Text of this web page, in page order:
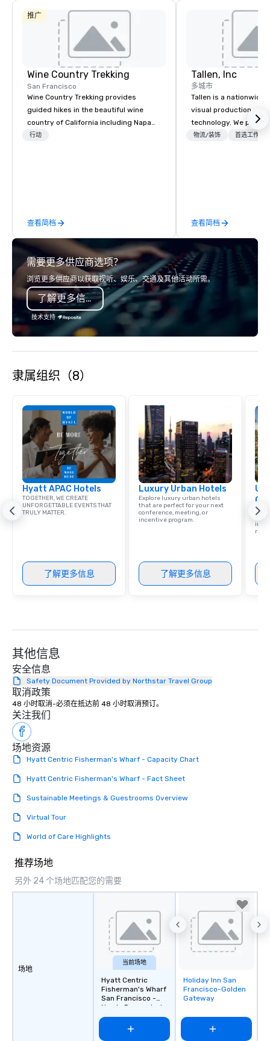
推广
Wine Country Trekking
San Francisco
Wine Country Trekking provides
guided hikes in the beautiful wine
country of California including Napa
and Sonoma Valleys. These
day hikes we provide luxury self-
guided inn-to-in walking vacations
from the gateway City of San
Francisco to the California wine
country with a focus on superb hiking,
lodging, food and wine. We also have
a Monterey Bay Trek.
行动
查看简档
Tallen, Inc
多城市
Tallen is a nationwide
visual production and
technology. We
solutions — from
while helping clients
costs. Trusted by top
across all industries,
visions to life and
event creates lasting
物流/装饰 首选工作人
查看简档
需要更多供应商选项？
浏览更多供应商以获取视听、娱乐、交通及其他活动所需。
了解更多信息
技术支持
隶属组织（8）
Hyatt APAC Hotels
TOGETHER, WE CREATE
UNFORGETTABLE EVENTS THAT
TRULY MATTER.
了解更多信息
Luxury Urban Hotels
Explore luxury urban hotels
that are perfect for your next
conference, meeting, or
incentive program.
了解更多信息
Find
其他信息
安全信息
Safety Document Provided by Northstar Travel Group
取消政策
48 小时取消-必须在抵达前 48 小时取消预订。
关注我们
场地资源
Hyatt Centric Fisherman's Wharf - Capacity Chart
Hyatt Centric Fisherman's Wharf - Fact Sheet
Sustainable Meetings & Guestrooms Overview
Virtual Tour
World of Care Highlights
推荐场地
另外 24 个场地匹配您的需要
场地
当前场地
Hyatt Centric
Fisherman's Wharf
San Francisco -
Newly Renovated
Removed from
favorites
Holiday Inn San
Francisco-Golden
Gateway